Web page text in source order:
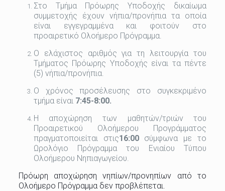
Στο Τμήμα Πρόωρης Υποδοχής δικαίωμα
συμμετοχής έχουν νήπια/προνήπια τα οποία
είναι εγγεγραμμένα και φοιτούν στο
προαιρετικό Ολοήμερο Πρόγραμμα.
Ο ελάχιστος αριθμός για τη λειτουργία του
Τμήματος Πρόωρης Υποδοχής είναι τα πέντε
(5) νήπια/προνήπια.
Ο χρόνος προσέλευσης στο συγκεκριμένο
τμήμα είναι 7:45-8:00.
Η αποχώρηση των μαθητών/τριών του
Προαιρετικού Ολοήμερου Προγράμματος
πραγματοποιείται στις16:00σύμφωνα με το
Ωρολόγιο Πρόγραμμα του Ενιαίου Τύπου
Ολοήμερου Νηπιαγωγείου.
Πρόωρη αποχώρηση νηπίων/προνηπίων από το
Ολοήμερο Πρόγραμμα δεν προβλέπεται.